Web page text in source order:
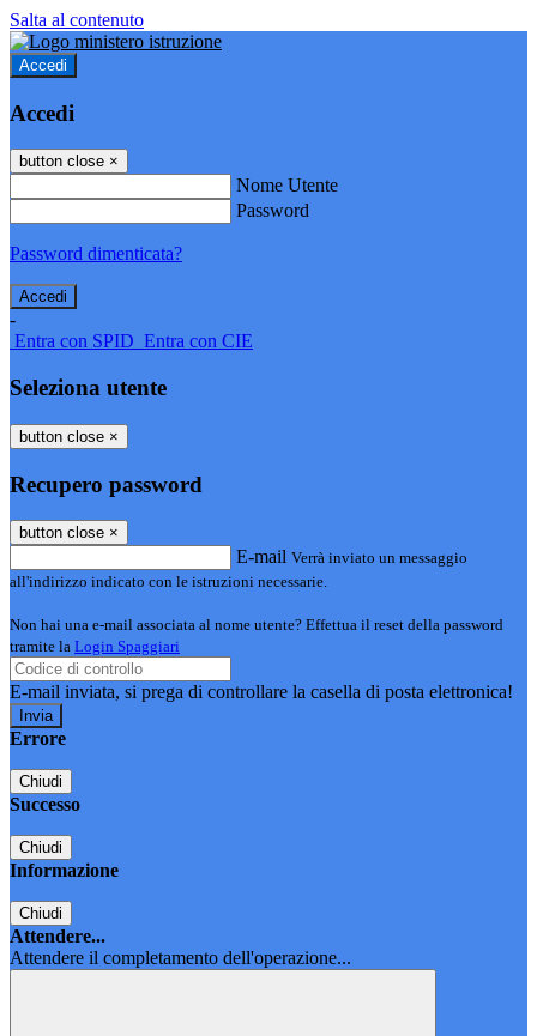
Salta al contenuto
Accedi
Accedi
button close ×
Nome Utente
Password
Password dimenticata?
-
Entra con SPID Entra con CIE
Seleziona utente
button close ×
Recupero password
button close ×
E-mail Verrà inviato un messaggio
all'indirizzo indicato con le istruzioni necessarie.
Non hai una e-mail associata al nome utente? Effettua il reset della password
tramite la Login Spaggiari
E-mail inviata, si prega di controllare la casella di posta elettronica!
Errore
Chiudi
Successo
Chiudi
Informazione
Chiudi
Attendere...
Attendere il completamento dell'operazione...